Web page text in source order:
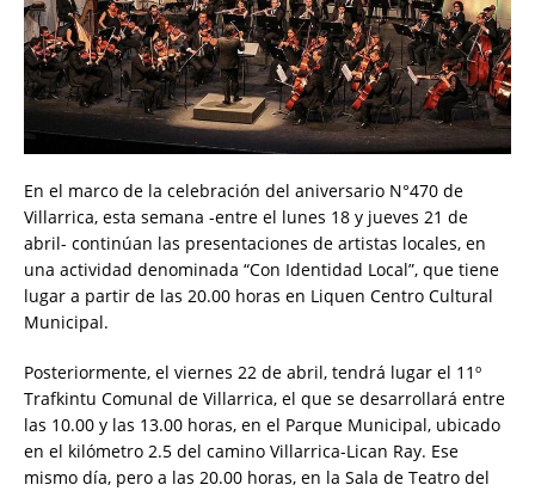
En el marco de la celebración del aniversario N°470 de
Villarrica, esta semana -entre el lunes 18 y jueves 21 de
abril- continúan las presentaciones de artistas locales, en
una actividad denominada “Con Identidad Local”, que tiene
lugar a partir de las 20.00 horas en Liquen Centro Cultural
Municipal.
Posteriormente, el viernes 22 de abril, tendrá lugar el 11º
Trafkintu Comunal de Villarrica, el que se desarrollará entre
las 10.00 y las 13.00 horas, en el Parque Municipal, ubicado
en el kilómetro 2.5 del camino Villarrica-Lican Ray. Ese
mismo día, pero a las 20.00 horas, en la Sala de Teatro del